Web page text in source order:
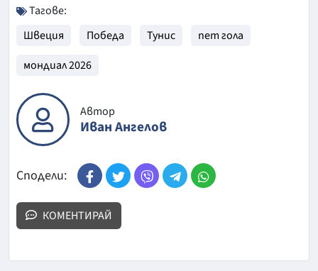
Тагове:
Швеция
Победа Тунис
пет гола
мондиал 2026
Автор
Иван Ангелов
Сподели:
КОМЕНТИРАЙ